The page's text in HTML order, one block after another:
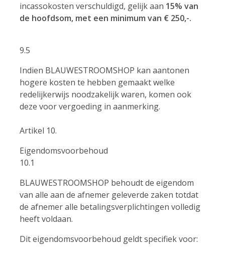
incassokosten verschuldigd, gelijk aan 15% van
de hoofdsom, met een minimum van € 250,-.
9.5
Indien BLAUWESTROOMSHOP kan aantonen
hogere kosten te hebben gemaakt welke
redelijkerwijs noodzakelijk waren, komen ook
deze voor vergoeding in aanmerking.
Artikel 10.
Eigendomsvoorbehoud
10.1
BLAUWESTROOMSHOP behoudt de eigendom
van alle aan de afnemer geleverde zaken totdat
de afnemer alle betalingsverplichtingen volledig
heeft voldaan.
Dit eigendomsvoorbehoud geldt specifiek voor: